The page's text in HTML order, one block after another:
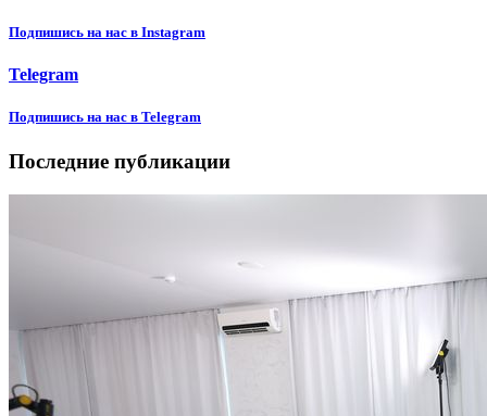
Подпишиcь на нас в Instagram
Telegram
Подпишиcь на нас в Telegram
Последние публикации